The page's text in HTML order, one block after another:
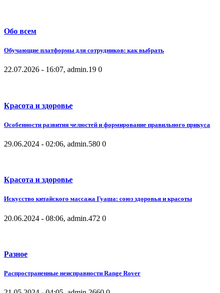
Обо всем
Обучающие платформы для сотрудников: как выбрать
22.07.2026 - 16:07, admin.19 0
Красота и здоровье
Особенности развития челюстей и формирование правильного прикуса
29.06.2024 - 02:06, admin.580 0
Красота и здоровье
Искусство китайского массажа Гуаша: союз здоровья и красоты
20.06.2024 - 08:06, admin.472 0
Разное
Распространенные неисправности Range Rover